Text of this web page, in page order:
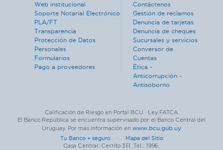
Web institucional
Soporte Notarial Electrónico
PLA/FT
Transparencia
Protección de Datos
Personales
Formularios
Pago a proveedores
Contáctenos
Gestión de reclamos
Denuncia de tarjetas
Denuncia de cheques
Sucursales y servicios
Conversor de
Cuentas
Ética -
Anticorrupción -
Antisoborno
Calificación de Riesgo en Portal BCU · Ley FATCA
El Banco República se encuentra supervisado por el Banco Central del
Uruguay. Por más información en www.bcu.gub.uy
Tu Banco + seguro · Mapa del Sitio
Casa Central: Cerrito 351. Tel.: 1996.